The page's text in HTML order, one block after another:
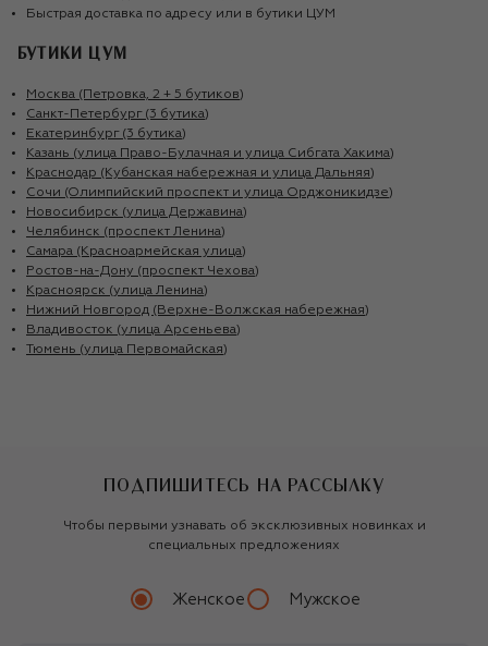
Быстрая доставка по адресу или в бутики ЦУМ
БУТИКИ ЦУМ
Москва (Петровка, 2 + 5 бутиков)
Санкт-Петербург (3 бутика)
Екатеринбург (3 бутика)
Казань (улица Право-Булачная и улица Сибгата Хакима)
Краснодар (Кубанская набережная и улица Дальняя)
Сочи (Олимпийский проспект и улица Орджоникидзе)
Новосибирск (улица Державина)
Челябинск (проспект Ленина)
Самара (Красноармейская улица)
Ростов-на-Дону (проспект Чехова)
Красноярск (улица Ленина)
Нижний Новгород (Верхне-Волжская набережная)
Владивосток (улица Арсеньева)
Тюмень (улица Первомайская)
ПОДПИШИТЕСЬ НА РАССЫЛКУ
Чтобы первыми узнавать об эксклюзивных новинках и
специальных предложениях
Женское Мужское